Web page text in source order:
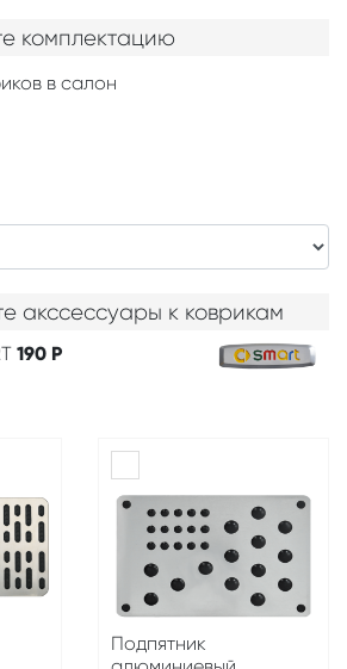
комплектацию
в салон
акссессуары к коврикам
190 Р
Подпятник